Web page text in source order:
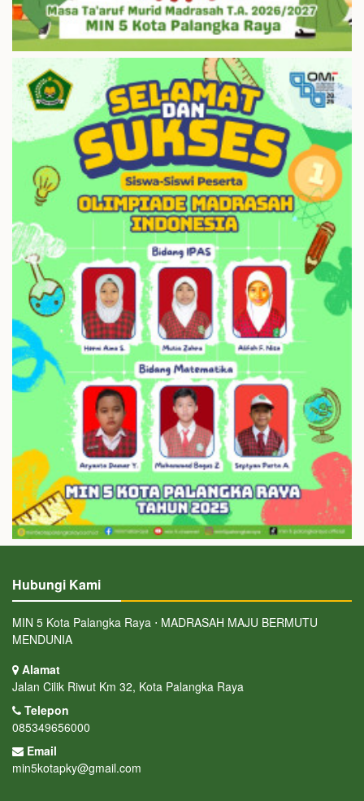
Hubungi Kami
MIN 5 Kota Palangka Raya ⋅ MADRASAH MAJU BERMUTU
MENDUNIA
Alamat
Jalan Cilik Riwut Km 32, Kota Palangka Raya
Telepon
085349656000
Email
min5kotapky@gmail.com